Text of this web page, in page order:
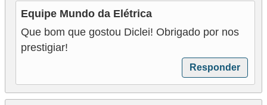
Equipe Mundo da Elétrica
Que bom que gostou Diclei! Obrigado por nos
prestigiar!
Responder
ç
a
e
l